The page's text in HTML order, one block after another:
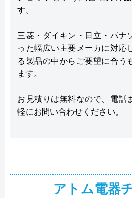
す。
三菱・ダイキン・日立・パナ
った幅広い主要メーカに対応
る製品の中からご要望に合う
ます。
お見積りは無料なので、電話
軽にお問い合わせください。
アトム電器